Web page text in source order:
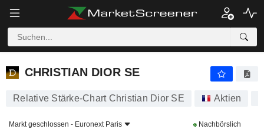
CHRISTIAN DIOR SE
CHRISTIAN DIOR SE
Relative Stärke-Chart Christian Dior SE Aktien
Markt geschlossen - Euronext Paris
Nachbörslich